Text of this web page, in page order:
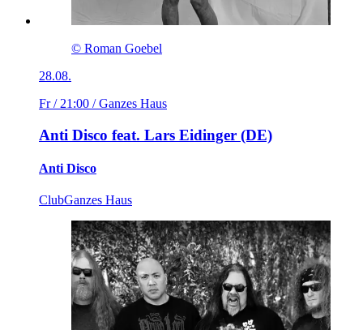
© Roman Goebel
28.08.
Fr / 21:00 / Ganzes Haus
Anti Disco feat. Lars Eidinger (DE)
Anti Disco
ClubGanzes Haus